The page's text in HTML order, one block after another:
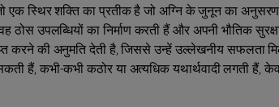
एक स्थिर शक्ति का प्रतीक है जो अग्नि के जुनून का
ठोस उपलब्धियों का निर्माण करती हैं और अपनी भौतिक
करने की अनुमति देती है, जिससे उन्हें उल्लेखनीय सफलता
हैं, कभी-कभी कठोर या अत्यधिक यथार्थवादी लगती